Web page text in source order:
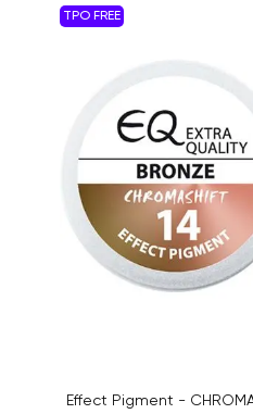
TPO FREE
Effect Pigment -